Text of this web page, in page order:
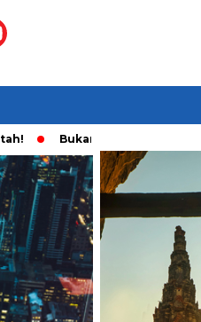
Bukan Main Sendiri, Ini